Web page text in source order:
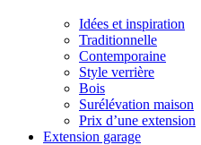
Idées et inspiration
Traditionnelle
Contemporaine
Style verrière
Bois
Surélévation maison
Prix d’une extension
Extension garage